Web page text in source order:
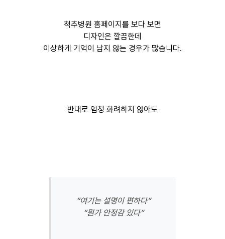
척추병원 홈페이지를 보다 보면
디자인은 깔끔한데
이상하게 기억이 남지 않는 경우가 많습니다.
반대로 엄청 화려하지 않아도
“여기는 설명이 편하다”
“뭔가 안정감 있다”